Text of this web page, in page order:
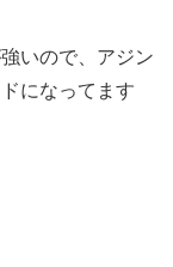
いので、アジン
になってます